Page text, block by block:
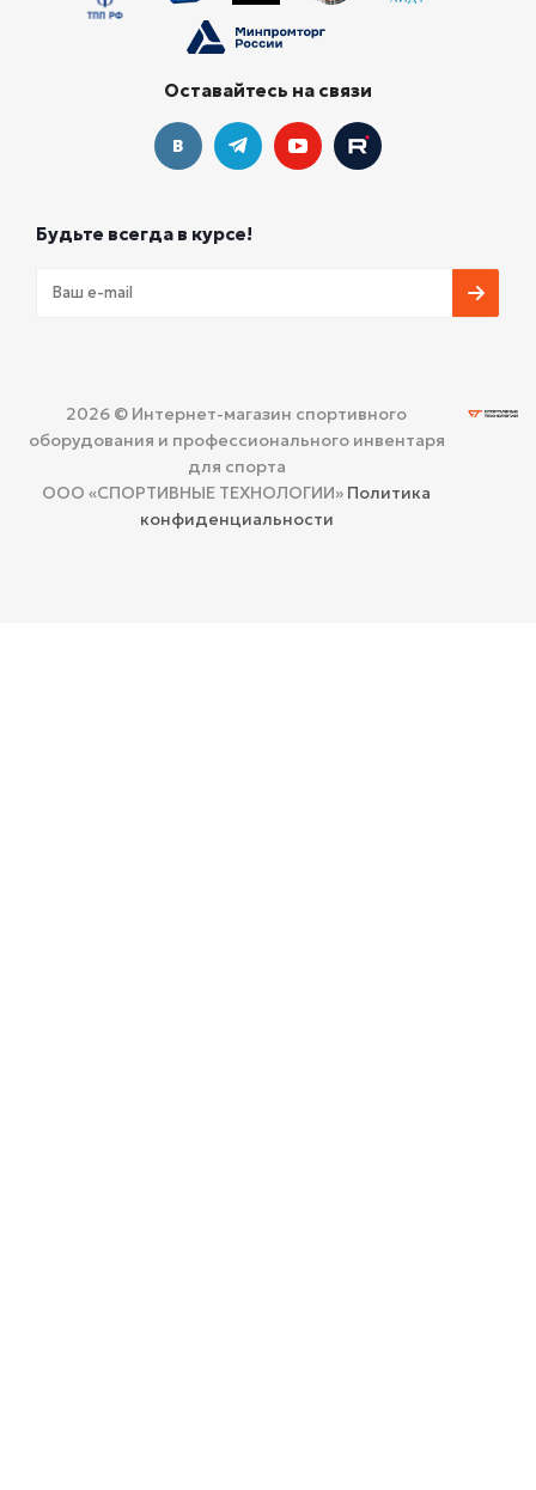
Оставайтесь на связи
Будьте всегда в курсе!
2026 © Интернет-магазин спортивного
оборудования и профессионального инвентаря
для спорта
ООО «СПОРТИВНЫЕ ТЕХНОЛОГИИ» Политика
конфиденциальности